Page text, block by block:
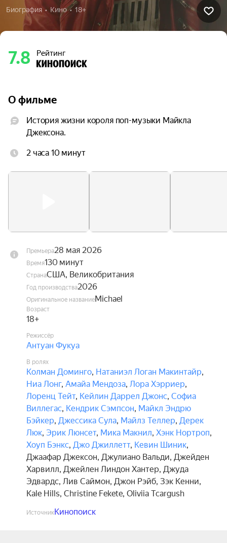
Биография  •  Кино  •  18+
7.8 Рейтинг
О фильме
История жизни короля поп-музыки Майкла
Джексона.
2 часа 10 минут
Премьера28 мая 2026
Время130 минут
СтранаСША, Великобритания
Год производства2026
Оригинальное названиеMichael
Возраст
18+
Режиссёр
Антуан Фукуа
В ролях
Колман Доминго, Натаниэл Логан Макинтайр,
Ниа Лонг, Амайа Мендоза, Лора Хэрриер,
Лоренц Тейт, Кейлин Даррел Джонс, Софиа
Виллегас, Кендрик Сэмпсон, Майкл Эндрю
Бэйкер, Джессика Сула, Майлз Теллер, Дерек
Люк, Эрик Люнсет, Мика Макнил, Хэнк Нортроп,
Хоуп Бэнкс, Джо Джиллетт, Кевин Шиник,
Джаафар Джексон, Джулиано Вальди, Джейден
Харвилл, Джейлен Линдон Хантер, Джуда
Эдвардс, Лив Саймон, Джон Рэйб, Зэк Кенни,
Kale Hills, Christine Fekete, Oliviia Tcargush
ИсточникКинопоиск